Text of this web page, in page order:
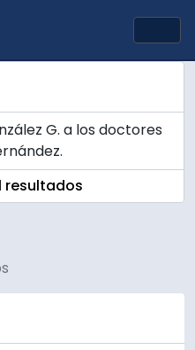
G. a los doctores
resultados